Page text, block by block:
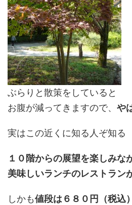
ぶらりと散策をしていると
お腹が減ってきますので、 や
実はこの近くに知る人ぞ知る
１０階からの展望を楽しみな
美味しいランチのレストラン
しかも値段は６８０円（税込